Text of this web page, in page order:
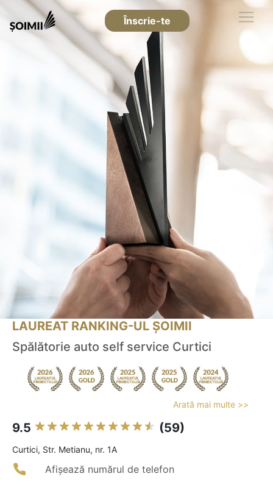
Înscrie-te
LAUREAT RANKING-UL ȘOIMII
Spălătorie auto self service Curtici
Arată mai multe >>
9.5 (59)
Curtici, Str. Metianu, nr. 1A
Afișează numărul de telefon